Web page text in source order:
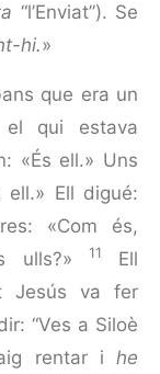
“l’Enviat”). Se
hi.»
que era un
el qui estava
«És ell.» Uns
Ell digué:
«Com és,
ulls?» 11 Ell
Jesús va fer
“Ves a Siloè
rentar i he